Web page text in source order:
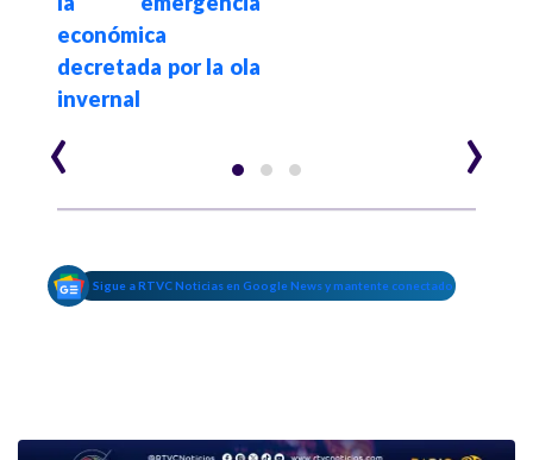
económica
decretada por la ola
invernal
‹ ›
Sigue a RTVC Noticias en Google News y mantente conectado